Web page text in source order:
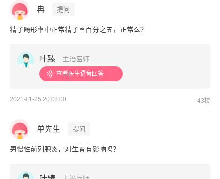
冉 提问
精子畸形率中正常精子率百分之五，正常么？
叶臻 主治医师
查看医生语音回答
2021-01-25 20:08:00 43楼
单先生 提问
男慢性前列腺炎，对生育有影响吗？